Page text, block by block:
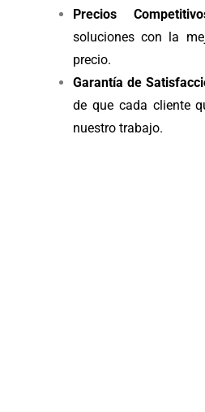
Precios
soluciones con la
precio.
Garantía de
de que cada cliente
nuestro trabajo.